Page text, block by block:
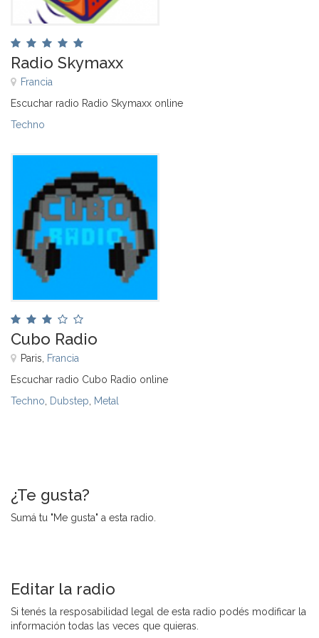
Radio Skymaxx
Francia
Escuchar radio Radio Skymaxx online
Techno
Cubo Radio
Paris, Francia
Escuchar radio Cubo Radio online
Techno Dubstep Metal
¿Te gusta?
Sumá tu "Me gusta" a esta radio.
Editar la radio
Si tenés la resposabilidad legal de esta radio podés modificar la
información todas las veces que quieras.